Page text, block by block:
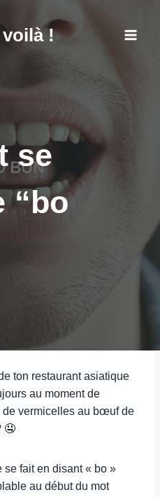
!
se
“bo
ton restaurant asiatique
au moment de
de vermicelles au bœuf de
🤤
se fait en disant « bo »
au début du mot